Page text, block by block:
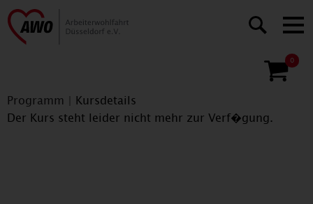
0
Programm
Kursdetails
Der Kurs steht leider nicht mehr zur Verf�gung.